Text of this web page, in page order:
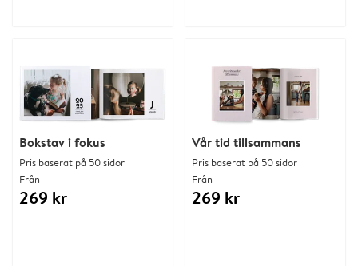
Bokstav i fokus
Pris baserat på 50 sidor
Från
269 kr
Vår tid tillsammans
Pris baserat på 50 sidor
Från
269 kr